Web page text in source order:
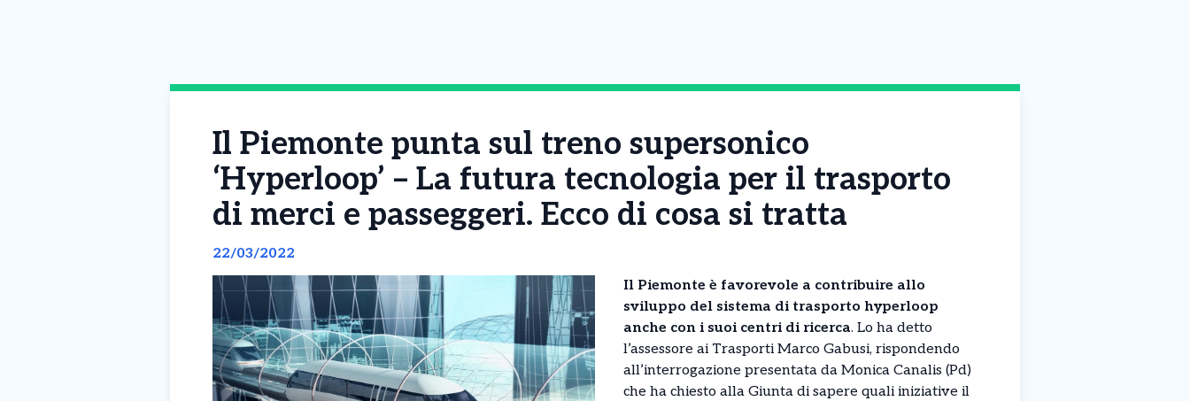
Il Piemonte punta sul treno supersonico
‘Hyperloop’ – La futura tecnologia per il trasporto
di merci e passeggeri. Ecco di cosa si tratta
22/03/2022
Il Piemonte è favorevole a contribuire allo
sviluppo del sistema di trasporto hyperloop
anche con i suoi centri di ricerca. Lo ha detto
l’assessore ai Trasporti Marco Gabusi, rispondendo
all’interrogazione presentata da Monica Canalis (Pd)
che ha chiesto alla Giunta di sapere quali iniziative il